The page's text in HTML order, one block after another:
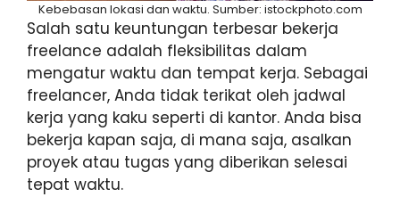
Kebebasan lokasi dan waktu. Sumber: istockphoto.com
Salah satu keuntungan terbesar bekerja
freelance adalah fleksibilitas dalam
mengatur waktu dan tempat kerja. Sebagai
freelancer, Anda tidak terikat oleh jadwal
kerja yang kaku seperti di kantor. Anda bisa
bekerja kapan saja, di mana saja, asalkan
proyek atau tugas yang diberikan selesai
tepat waktu.